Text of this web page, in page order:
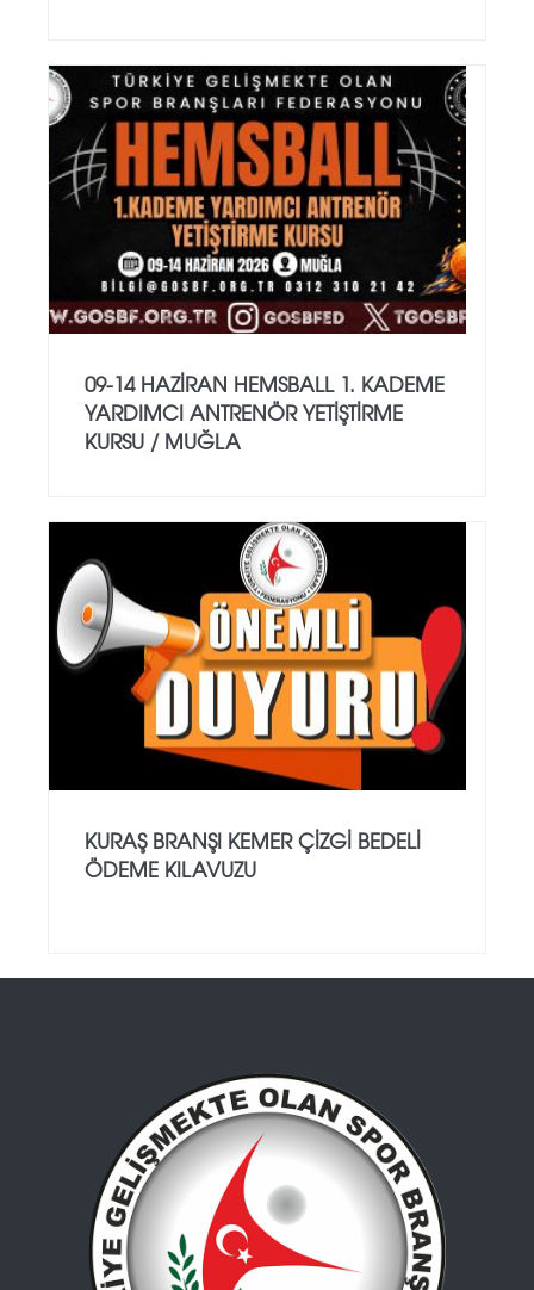
09-14 HAZİRAN HEMSBALL 1. KADEME
YARDIMCI ANTRENÖR YETİŞTİRME
KURSU / MUĞLA
KURAŞ BRANŞI KEMER ÇİZGİ BEDELİ
ÖDEME KILAVUZU